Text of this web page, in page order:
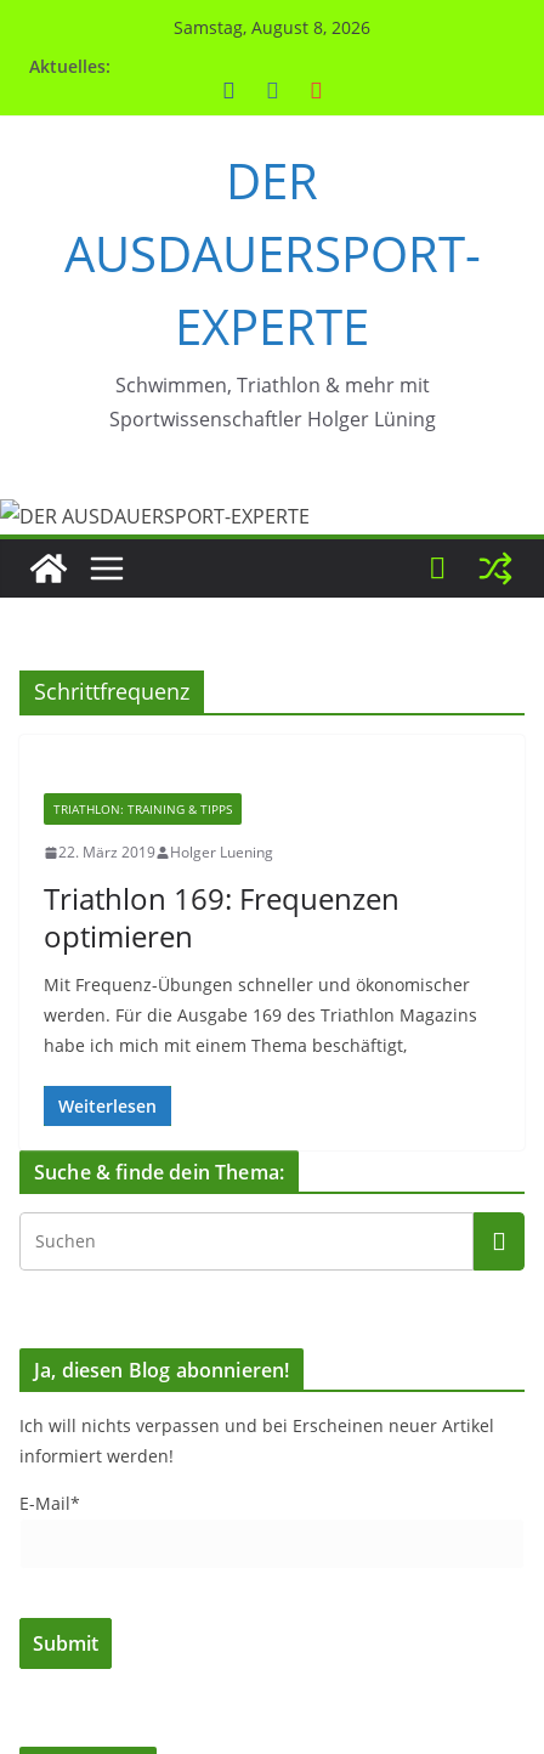
Samstag, August 8, 2026
Aktuelles:
DER
AUSDAUERSPORT-
EXPERTE
Schwimmen, Triathlon & mehr mit
Sportwissenschaftler Holger Lüning
Schrittfrequenz
TRIATHLON: TRAINING & TIPPS
22. März 2019 Holger Luening
Triathlon 169: Frequenzen
optimieren
Mit Frequenz-Übungen schneller und ökonomischer
werden. Für die Ausgabe 169 des Triathlon Magazins
habe ich mich mit einem Thema beschäftigt,
Weiterlesen
Suche & finde dein Thema:
Ja, diesen Blog abonnieren!
Ich will nichts verpassen und bei Erscheinen neuer Artikel
informiert werden!
E-Mail*